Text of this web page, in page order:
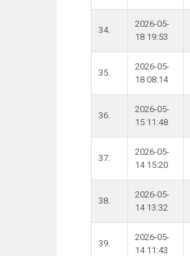
34.
2026-05-
18 19:53
35.
2026-05-
18 08:14
36.
2026-05-
15 11:48
37.
2026-05-
14 15:20
38.
2026-05-
14 13:32
39.
2026-05-
14 11:43